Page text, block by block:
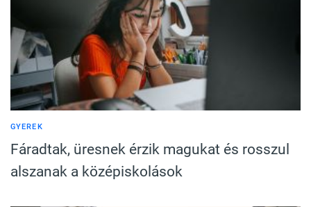
GYEREK
Fáradtak, üresnek érzik magukat és rosszul
alszanak a középiskolások